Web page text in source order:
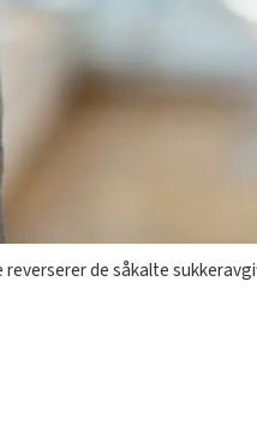
de såkalte